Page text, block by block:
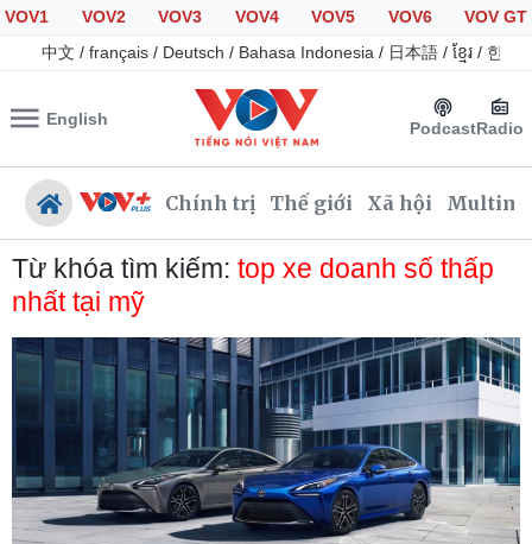
VOV1 VOV2 VOV3 VOV4 VOV5 VOV6
VOV GT
中文 / français / Deutsch / Bahasa Indonesia / 日本語 / ខ្មែរ / 한국
English PodcastRadio
Chính trị Thế giới Xã hội
Chính trị
Tổ chức nhân sự
Quốc hội
Nhận diện sự thật
Xã hội
Tin 24h
Giáo dục
Dự báo thời tiết
Dấu ấn VOV
Việc làm
Biển đảo
Từ khóa tìm kiếm: top xe doanh số thấp
nhất tại mỹ